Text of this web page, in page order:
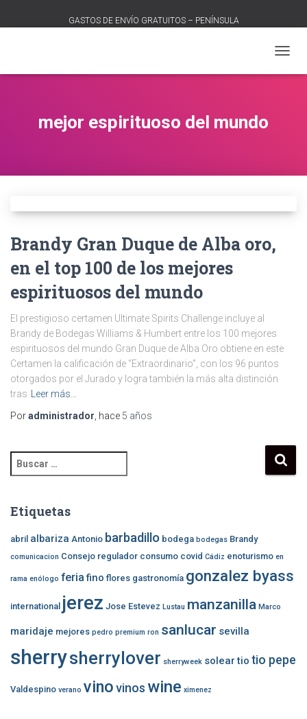
GASTOS DE ENVÍO GRATUITOS – PENÍNSULA
MODO
mejor espirituoso del mundo
Brandy Gran Duque de Alba oro,
en el top 100 de los mejores
espirituosos del mundo
El prestigioso certamen Ultimate Spirits Challenge incluye al
Brandy de Bodegas Williams & Humbert entre los 100 mejores
espirituosos del mundo Gran Duque de Alba Oro obtiene en este
Certamen la calificación de “Extraordinario”, con los 96 puntos
otorgados por el Jurado y logra también la más alta distinción
tras
Leer más…
Poradministrador , hace 5 años
u
a
Etiquetas
abril albariza Antonio barbadillo bodega bodegas Brandy
comunicacion Consejo regulador consumo covid Cádiz enoturismo en
rama enólogo feria fino flores gastronomía gonzalez byass
international jerez Jose Estevez Lustau manzanilla Marco
maridaje mejores pedro premium ron sanlucar sevilla
sherrysherrylover sherryweek solear tio tio pepe
Valdespino verano vino vinos wine ximenez